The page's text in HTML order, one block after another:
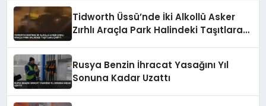
Tidworth Üssü’nde İki Alkollü Asker
Zırhlı Araçla Park Halindeki Taşıtlara
Rusya Benzin İhracat Yasağını Yıl
Sonuna Kadar Uzattı